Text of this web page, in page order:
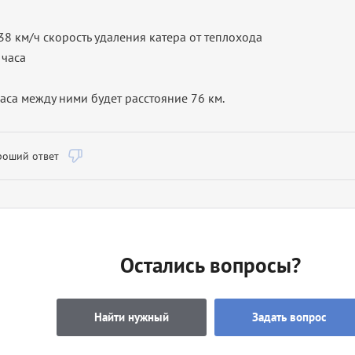
км/ч скорость удаления катера от теплохода
между ними будет расстояние 76 км.
ответ
Остались вопросы?
Найти нужный Задать вопрос